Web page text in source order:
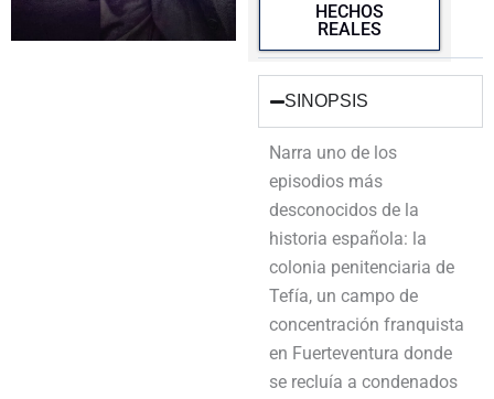
HECHOS
REALES
SINOPSIS
Narra uno de los
episodios más
desconocidos de la
historia española: la
colonia penitenciaria de
Tefía, un campo de
concentración franquista
en Fuerteventura donde
se recluía a condenados